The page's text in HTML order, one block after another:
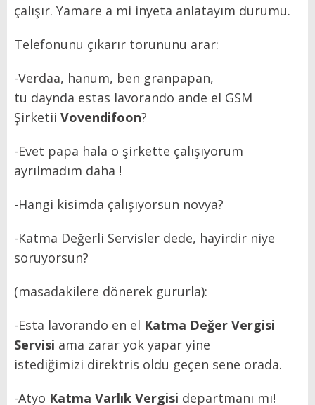
çalışır. Yamare a mi inyeta anlatayım durumu.
Telefonunu çıkarır torununu arar:
-Verdaa, hanum, ben granpapan,
tu daynda estas lavorando ande el GSM
Şirketii Vovendifoon?
-Evet papa hala o şirkette çalışıyorum
ayrılmadım daha !
-Hangi kisimda çalışıyorsun novya?
-Katma Değerli Servisler dede, hayirdir niye
soruyorsun?
(masadakilere dönerek gururla):
-Esta lavorando en el Katma Değer Vergisi
Servisi ama zarar yok yapar yine
istediğimizi direktris oldu geçen sene orada.
-Atyo Katma Varlık Vergisi departmanı mı!